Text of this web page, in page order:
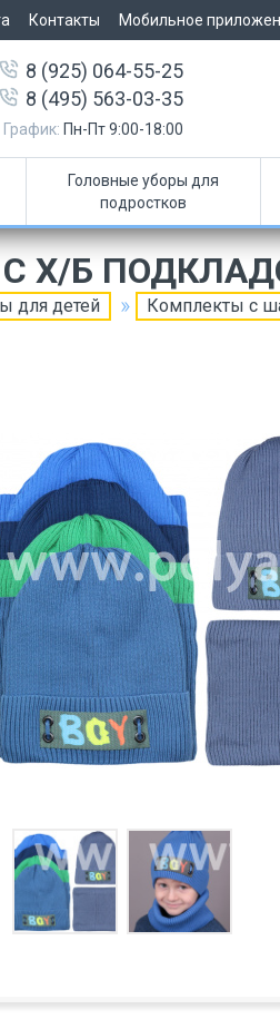
Контакты Мобильное
8 (925) 064-55-25
8 (495) 563-03-35
График: Пн-Пт 9:00-18:00
Головные уборы для
подростков
Х/Б
для детей Комплекты с